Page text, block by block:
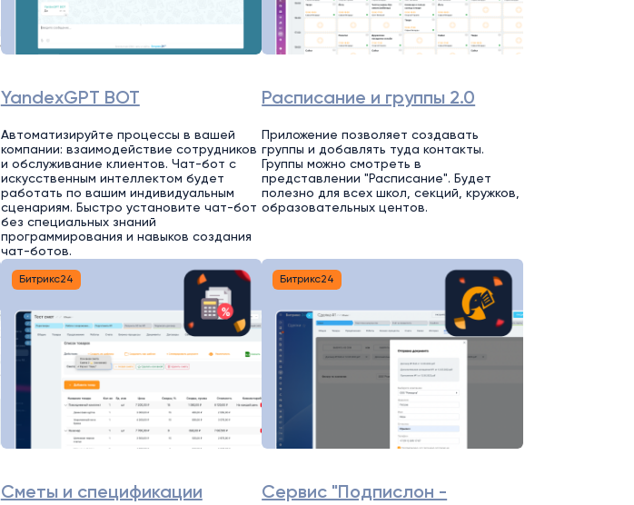
YandexGPT BOT
Автоматизируйте процессы в вашей
компании: взаимодействие сотрудников
и обслуживание клиентов. Чат-бот с
искусственным интеллектом будет
работать по вашим индивидуальным
сценариям. Быстро установите чат-бот
без специальных знаний
программирования и навыков создания
чат-ботов.
Расписание и группы 2.0
Приложение позволяет создавать
группы и добавлять туда контакты.
Группы можно смотреть в
представлении "Расписание". Будет
полезно для всех школ, секций, кружков,
образовательных центов.
Битрикс24
Сметы и спецификации
Битрикс24
Сервис "Подпислон -